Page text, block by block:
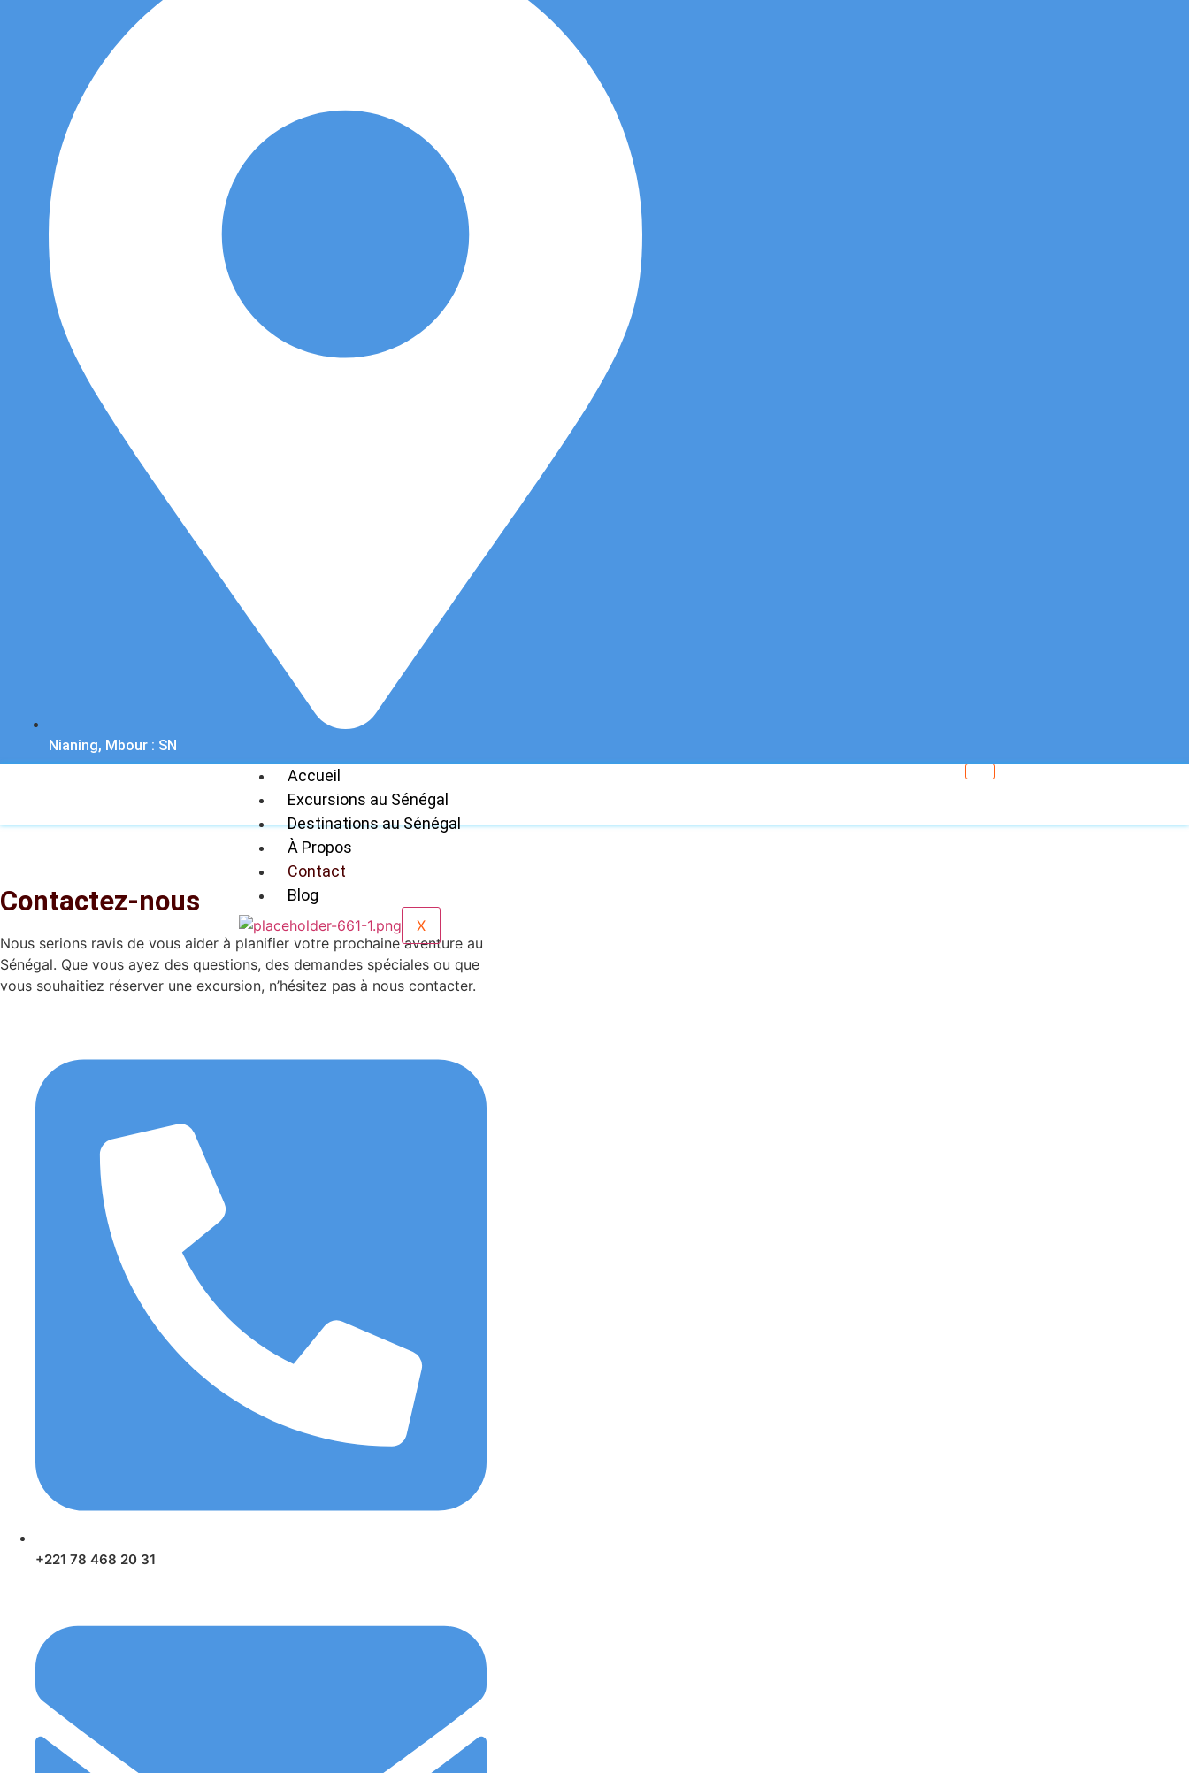
Nianing, Mbour : SN
Accueil
Excursions au Sénégal
Destinations au Sénégal
À Propos
Contact
Blog
X
Contactez-nous
Nous serions ravis de vous aider à planifier votre prochaine aventure au
Sénégal. Que vous ayez des questions, des demandes spéciales ou que
vous souhaitiez réserver une excursion, n’hésitez pas à nous contacter.
+221 78 468 20 31